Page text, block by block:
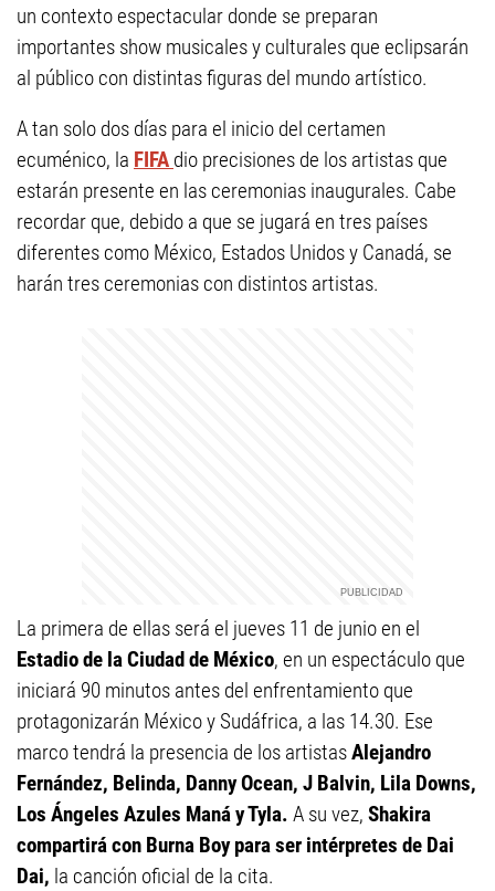
un contexto espectacular donde se preparan
importantes show musicales y culturales que eclipsarán
al público con distintas figuras del mundo artístico.
A tan solo dos días para el inicio del certamen
ecuménico, la FIFA dio precisiones de los artistas que
estarán presente en las ceremonias inaugurales. Cabe
recordar que, debido a que se jugará en tres países
diferentes como México, Estados Unidos y Canadá, se
harán tres ceremonias con distintos artistas.
La primera de ellas será el jueves 11 de junio en el
Estadio de la Ciudad de México, en un espectáculo que
iniciará 90 minutos antes del enfrentamiento que
protagonizarán México y Sudáfrica, a las 14.30. Ese
marco tendrá la presencia de los artistasAlejandro
Fernández, Belinda, Danny Ocean, J Balvin, Lila Downs,
Los Ángeles Azules Maná y Tyla. A su vez, Shakira
compartirá con Burna Boy para ser intérpretes de Dai
Dai, la canción oficial de la cita.